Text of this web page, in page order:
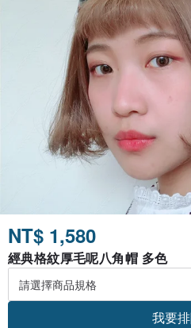
NT$ 1,580
經典格紋厚毛呢八角帽 多色
我要